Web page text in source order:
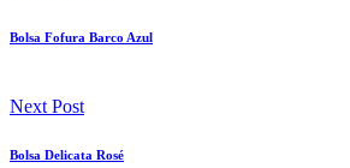
Bolsa Fofura Barco Azul
Next Post
Bolsa Delicata Rosé